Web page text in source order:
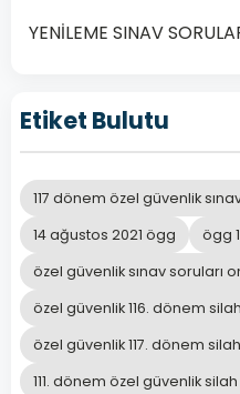
YENİLEME SINAV
Etiket Bulutu
117 dönem özel güvenlik
14 ağustos 2021 ögg
ögg
özel güvenlik sınav soruları
özel güvenlik 116. dönem
özel güvenlik 117. dönem
111. dönem özel güvenlik silah